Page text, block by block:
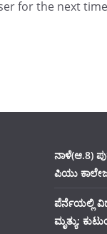
for the next
ನಾಳೆ(ಆ.8)
ಪಿಯು
ಪೆರ್ನೆಯಲ್ಲಿ
ಮೃತ್ಯು: